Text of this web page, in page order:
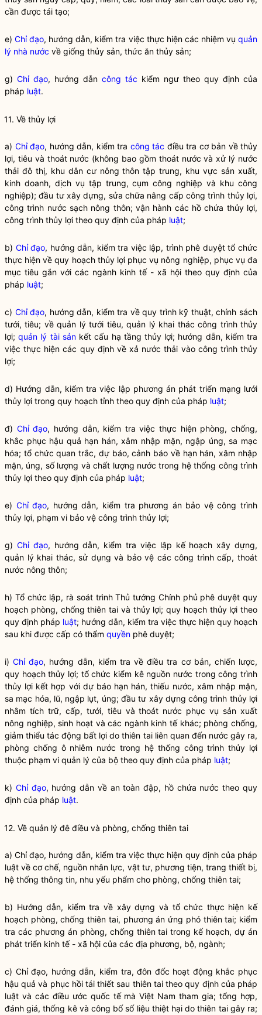
cần được tái tạo;
e)Chỉ đạo, hướng dẫn, kiểm tra việc thực hiện các nhiệm vụquản
lý nhà nước về giống thủy sản, thức ăn thủy sản;
g) Chỉ đạo, hướng dẫn công tác kiểm ngư theo quy định của
pháp luật.
11. Về thủy lợi
a) Chỉ đạo, hướng dẫn, kiểm tra công tác điều tra cơ bản về thủy
lợi, tiêu và thoát nước (không bao gồm thoát nước và xử lý nước
thải đô thị, khu dân cư nông thôn tập trung, khu vực sản xuất,
kinh doanh, dịch vụ tập trung, cụm công nghiệp và khu công
nghiệp); đầu tư xây dựng, sửa chữa nâng cấp công trình thủy lợi,
công trình nước sạch nông thôn; vận hành các hồ chứa thủy lợi,
công trình thủy lợi theo quy định của pháp luật;
b) Chỉ đạo, hướng dẫn, kiểm tra việc lập, trình phê duyệt tổ chức
thực hiện về quy hoạch thủy lợi phục vụ nông nghiệp, phục vụ đa
mục tiêu gắn với các ngành kinh tế - xã hội theo quy định của
pháp luật;
c) Chỉ đạo, hướng dẫn, kiểm tra về quy trình kỹ thuật, chính sách
tưới, tiêu; về quản lý tưới tiêu, quản lý khai thác công trình thủy
lợi;quản lý tài sảnkết cấu hạ tầng thủy lợi; hướng dẫn, kiểm tra
việc thực hiện các quy định về xả nước thải vào công trình thủy
lợi;
d) Hướng dẫn, kiểm tra việc lập phương án phát triển mạng lưới
thủy lợi trong quy hoạch tỉnh theo quy định của pháp luật;
đ) Chỉ đạo, hướng dẫn, kiểm tra việc thực hiện phòng, chống,
khắc phục hậu quả hạn hán, xâm nhập mặn, ngập úng, sa mạc
hóa; tổ chức quan trắc, dự báo, cảnh báo về hạn hán, xâm nhập
mặn, úng, số lượng và chất lượng nước trong hệ thống công trình
thủy lợi theo quy định của pháp luật;
e) Chỉ đạo, hướng dẫn, kiểm tra phương án bảo vệ công trình
thủy lợi, phạm vi bảo vệ công trình thủy lợi;
g) Chỉ đạo, hướng dẫn, kiểm tra việc lập kế hoạch xây dựng,
quản lý khai thác, sử dụng và bảo vệ các công trình cấp, thoát
nước nông thôn;
h) Tổ chức lập, rà soát trình Thủ tướng Chính phủ phê duyệt quy
hoạch phòng, chống thiên tai và thủy lợi; quy hoạch thủy lợi theo
quy định pháp luật; hướng dẫn, kiểm tra việc thực hiện quy hoạch
sau khi được cấp có thẩm quyền phê duyệt;
i)Chỉ đạo, hướng dẫn, kiểm tra về điều tra cơ bản, chiến lược,
quy hoạch thủy lợi; tổ chức kiểm kê nguồn nước trong công trình
thủy lợi kết hợp với dự báo hạn hán, thiếu nước, xâm nhập mặn,
sa mạc hóa, lũ, ngập lụt, úng; đầu tư xây dựng công trình thủy lợi
nhằm tích trữ, cấp, tưới, tiêu và thoát nước phục vụ sản xuất
nông nghiệp, sinh hoạt và các ngành kinh tế khác; phòng chống,
giảm thiểu tác động bất lợi do thiên tai liên quan đến nước gây ra,
phòng chống ô nhiễm nước trong hệ thống công trình thủy lợi
thuộc phạm vi quản lý của bộ theo quy định của pháp luật;
k) Chỉ đạo, hướng dẫn về an toàn đập, hồ chứa nước theo quy
định của pháp luật.
12. Về quản lý đê điều và phòng, chống thiên tai
a)Chỉ đạo, hướng dẫn, kiểm tra việc thực hiện quy định của pháp
luật về cơ chế, nguồn nhân lực, vật tư, phương tiện, trang thiết bị,
hệ thống thông tin, nhu yếu phẩm cho phòng, chống thiên tai;
b) Hướng dẫn, kiểm tra về xây dựng và tổ chức thực hiện kế
hoạch phòng, chống thiên tai, phương án ứng phó thiên tai; kiểm
tra các phương án phòng, chống thiên tai trong kế hoạch, dự án
phát triển kinh tế - xã hội của các địa phương, bộ, ngành;
c) Chỉ đạo, hướng dẫn, kiểm tra, đôn đốc hoạt động khắc phục
hậu quả và phục hồi tái thiết sau thiên tai theo quy định của pháp
luật và các điều ước quốc tế mà Việt Nam tham gia; tổng hợp,
đánh giá, thống kê và công bố số liệu thiệt hại do thiên tai gây ra;